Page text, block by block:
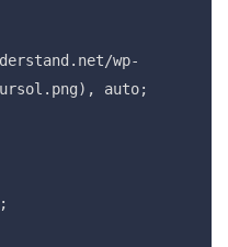
wp-
auto;
;